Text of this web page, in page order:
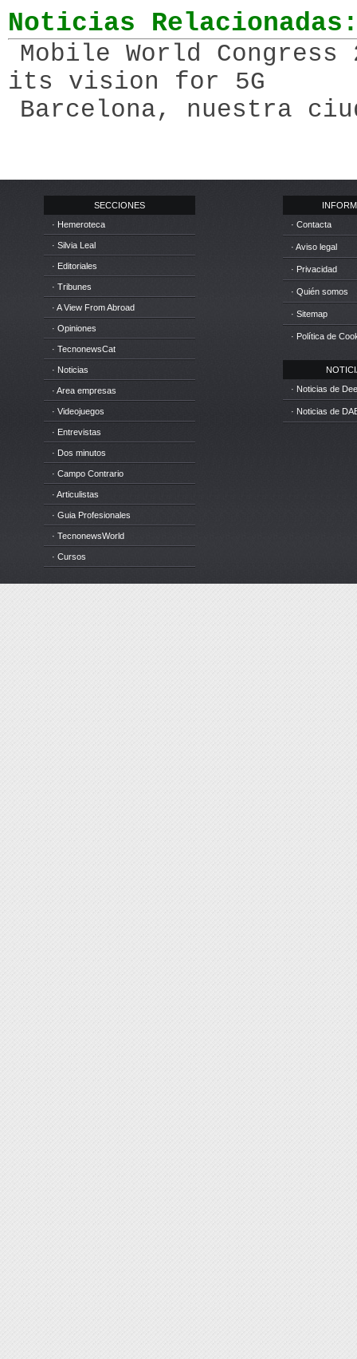
Noticias
Mobile World
its vision for 5G
Barcelona, nuestra
SECCIONES
· Hemeroteca
· Silvia Leal
· Editoriales
· Tribunes
· A View From Abroad
· Opiniones
· TecnonewsCat
· Noticias
· Area empresas
· Videojuegos
· Entrevistas
· Dos minutos
· Campo Contrario
· Articulistas
· Guia Profesionales
· TecnonewsWorld
· Cursos
· Contacta
· Aviso legal
· Privacidad
· Quién somos
· Sitemap
· Política de
· Noticias de
· Noticias de